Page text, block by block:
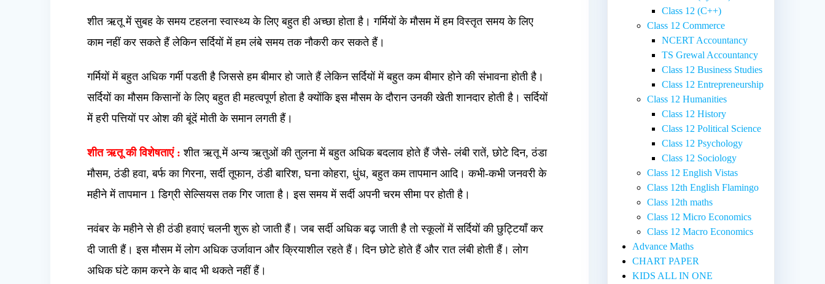
शीत ऋतू में सुबह के समय टहलना स्वास्थ्य के लिए बहुत ही अच्छा होता है। गर्मियों के मौसम में हम विस्तृत समय के लिए
काम नहीं कर सकते हैं लेकिन सर्दियों में हम लंबे समय तक नौकरी कर सकते हैं।
गर्मियों में बहुत अधिक गर्मी पडती है जिससे हम बीमार हो जाते हैं लेकिन सर्दियों में बहुत कम बीमार होने की संभावना होती है।
सर्दियों का मौसम किसानों के लिए बहुत ही महत्वपूर्ण होता है क्योंकि इस मौसम के दौरान उनकी खेती शानदार होती है। सर्दियों
में हरी पत्तियों पर ओश की बूंदें मोती के समान लगती हैं।
शीत ऋतू की विशेषताएं : शीत ऋतू में अन्य ऋतुओं की तुलना में बहुत अधिक बदलाव होते हैं जैसे- लंबी रातें, छोटे दिन, ठंडा
मौसम, ठंडी हवा, बर्फ का गिरना, सर्दी तूफान, ठंडी बारिश, घना कोहरा, धुंध, बहुत कम तापमान आदि। कभी-कभी जनवरी के
महीने में तापमान 1 डिग्री सेल्सियस तक गिर जाता है। इस समय में सर्दी अपनी चरम सीमा पर होती है।
नवंबर के महीने से ही ठंडी हवाएं चलनी शुरू हो जाती हैं। जब सर्दी अधिक बढ़ जाती है तो स्कूलों में सर्दियों की छुट्टियाँ कर
दी जाती हैं। इस मौसम में लोग अधिक उर्जावान और क्रियाशील रहते हैं। दिन छोटे होते हैं और रात लंबी होती हैं। लोग
अधिक घंटे काम करने के बाद भी थकते नहीं हैं।
Class 12 (C++)
Class 12 Commerce
NCERT Accountancy
TS Grewal Accountancy
Class 12 Business Studies
Class 12 Entrepreneurship
Class 12 Humanities
Class 12 History
Class 12 Political Science
Class 12 Psychology
Class 12 Sociology
Class 12 English Vistas
Class 12th English Flamingo
Class 12th maths
Class 12 Micro Economics
Class 12 Macro Economics
Advance Maths
CHART PAPER
KIDS ALL IN ONE